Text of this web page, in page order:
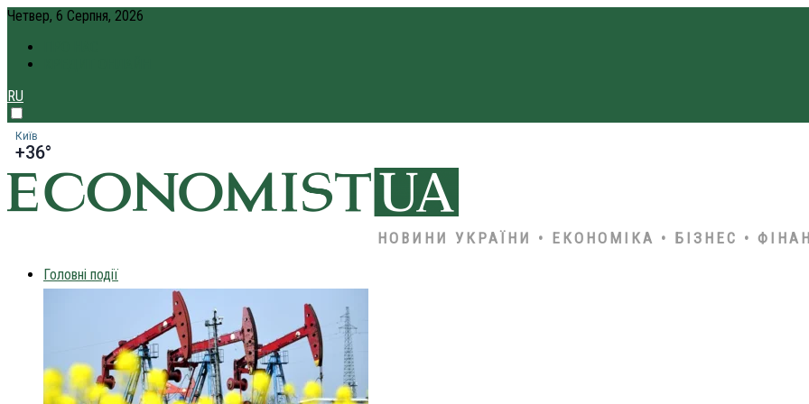
Четвер, 6 Серпня, 2026
RU
Київ
+36°
НОВИНИ УКРАЇНИ • ЕКОНОМІКА • БІЗНЕС •
Головні події